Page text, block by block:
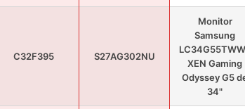
C32F395 S27AG302NU
Monitor
Samsung
XEN Gaming
Odyssey G5
34"